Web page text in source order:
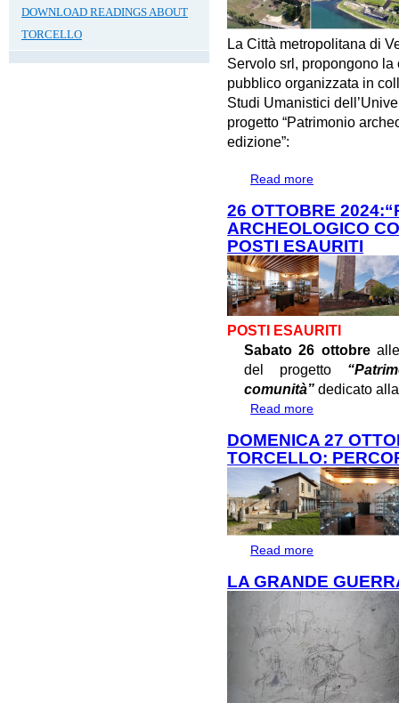
DOWNLOAD READINGS ABOUT
TORCELLO
La Città metropolitana di
Servolo srl, propongono
pubblico organizzata in
Studi Umanistici
progetto “Patrimonio
edizione”:
Read more
26 OTTOBRE
ARCHEOLOGICO
POSTI ESAURITI
POSTI ESAURITI
Sabato 26 ottobre
del progetto
comunità”dedicato
Read more
DOMENICA 27
TORCELLO:
Read more
LA GRANDE